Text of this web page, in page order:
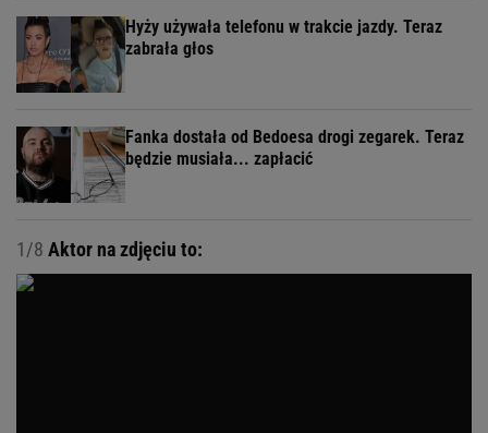
Hyży używała telefonu w trakcie jazdy. Teraz
zabrała głos
Fanka dostała od Bedoesa drogi zegarek. Teraz
będzie musiała... zapłacić
1/8 Aktor na zdjęciu to: